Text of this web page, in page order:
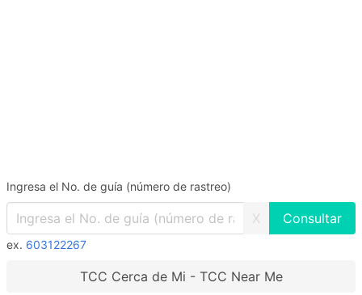
Ingresa el No. de guía (número de rastreo)
X
ex. 603122267
TCC Cerca de Mi - TCC Near Me